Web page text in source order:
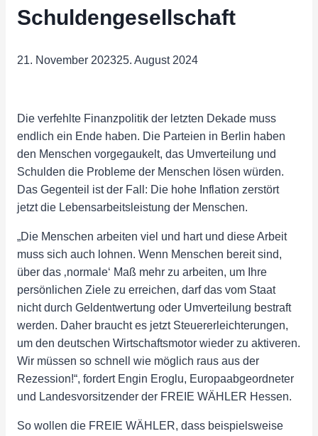
Schuldengesellschaft
21. November 202325. August 2024
Die verfehlte Finanzpolitik der letzten Dekade muss
endlich ein Ende haben. Die Parteien in Berlin haben
den Menschen vorgegaukelt, das Umverteilung und
Schulden die Probleme der Menschen lösen würden.
Das Gegenteil ist der Fall: Die hohe Inflation zerstört
jetzt die Lebensarbeitsleistung der Menschen.
„Die Menschen arbeiten viel und hart und diese Arbeit
muss sich auch lohnen. Wenn Menschen bereit sind,
über das ‚normale‘ Maß mehr zu arbeiten, um Ihre
persönlichen Ziele zu erreichen, darf das vom Staat
nicht durch Geldentwertung oder Umverteilung bestraft
werden. Daher braucht es jetzt Steuererleichterungen,
um den deutschen Wirtschaftsmotor wieder zu aktiveren.
Wir müssen so schnell wie möglich raus aus der
Rezession!“, fordert Engin Eroglu, Europaabgeordneter
und Landesvorsitzender der FREIE WÄHLER Hessen.
So wollen die FREIE WÄHLER, dass beispielsweise